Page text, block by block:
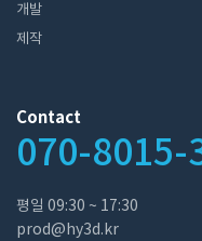
개발
제작
Contact
070-8015-
평일 ​09:30 ~ 17:30
prod@hy3d.kr